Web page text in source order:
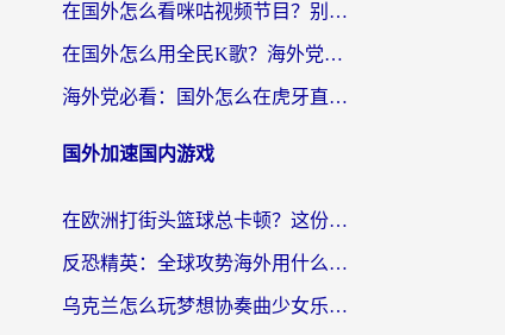
在国外怎么看咪咕视频节目？别让地域限制挡住你的追剧自由
在国外怎么用全民K歌？海外党亲测不卡顿的回国加速秘籍
海外党必看：国外怎么在虎牙直播不卡顿？附腾讯视频网易云音乐解决方案
国外加速国内游戏
在欧洲打街头篮球总卡顿？这份加速器选择指南帮你解决延迟难题
反恐精英：全球攻势海外用什么加速器登录？海外党国服游戏畅玩指南
乌克兰怎么玩梦想协奏曲少女乐团派对？海外党国服游戏加速全攻略（附欧洲重生细胞荒野行动不卡技巧）